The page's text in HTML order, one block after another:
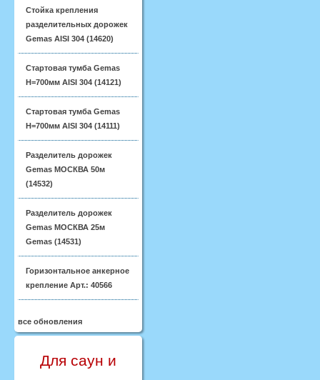
Стойка крепления
разделительных дорожек
Gemas AISI 304 (14620)
Стартовая тумба Gemas
H=700мм AISI 304 (14121)
Стартовая тумба Gemas
H=700мм AISI 304 (14111)
Разделитель дорожек
Gemas МОСКВА 50м
(14532)
Разделитель дорожек
Gemas МОСКВА 25м
Gemas (14531)
Горизонтальное анкерное
крепление Арт.: 40566
все обновления
Для саун и